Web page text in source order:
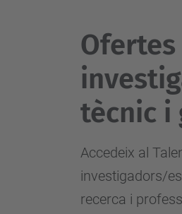
tècnic i
Accedeix al
investigadors/
recerca i